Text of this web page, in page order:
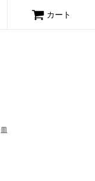
gtag('config',
カート